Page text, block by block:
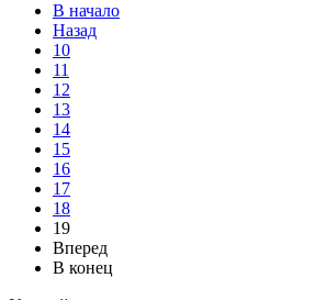
В начало
Назад
10
11
12
13
14
15
16
17
18
19
Вперед
В конец